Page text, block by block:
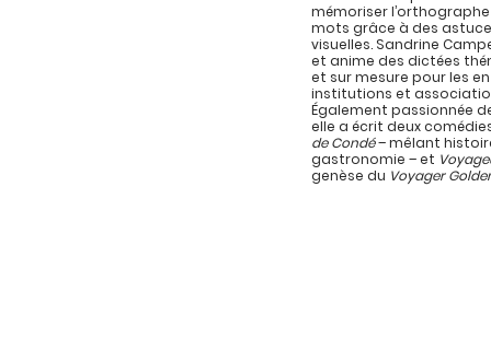
mémoriser
mots grâce à des
visuelles. Sandrine
et anime des dictées
et sur mesure pour les
institutions et
Également passionnée
elle a écrit deux
de Condé– mêlant
gastronomie – et
genèse du Voyager